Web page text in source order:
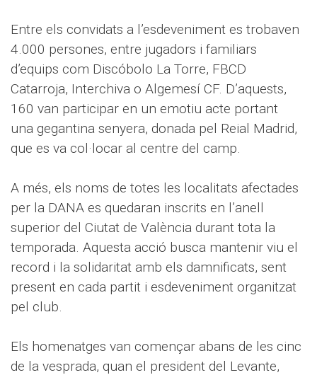
Entre els convidats a l’esdeveniment es trobaven
4.000 persones, entre jugadors i familiars
d’equips com Discóbolo La Torre, FBCD
Catarroja, Interchiva o Algemesí CF. D’aquests,
160 van participar en un emotiu acte portant
una gegantina senyera, donada pel Reial Madrid,
que es va col·locar al centre del camp.
A més, els noms de totes les localitats afectades
per la DANA es quedaran inscrits en l’anell
superior del Ciutat de València durant tota la
temporada. Aquesta acció busca mantenir viu el
record i la solidaritat amb els damnificats, sent
present en cada partit i esdeveniment organitzat
pel club.
Els homenatges van començar abans de les cinc
de la vesprada, quan el president del Levante,